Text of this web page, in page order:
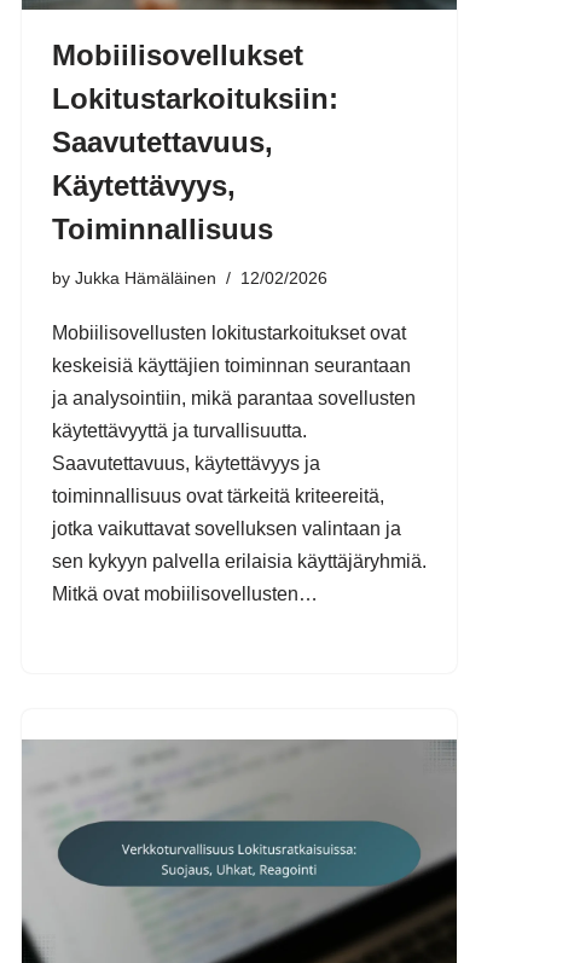
Mobiilisovellukset
Lokitustarkoituksiin:
Saavutettavuus,
Käytettävyys,
Toiminnallisuus
by Jukka Hämäläinen 12/02/2026
Mobiilisovellusten lokitustarkoitukset ovat
keskeisiä käyttäjien toiminnan seurantaan
ja analysointiin, mikä parantaa sovellusten
käytettävyyttä ja turvallisuutta.
Saavutettavuus, käytettävyys ja
toiminnallisuus ovat tärkeitä kriteereitä,
jotka vaikuttavat sovelluksen valintaan ja
sen kykyyn palvella erilaisia käyttäjäryhmiä.
Mitkä ovat mobiilisovellusten…